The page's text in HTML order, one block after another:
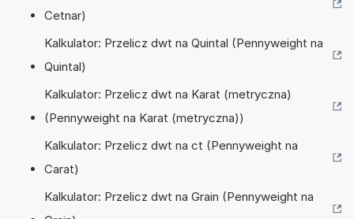
Cetnar)
Kalkulator: Przelicz dwt na Quintal (Pennyweight na
Quintal)
Kalkulator: Przelicz dwt na Karat (metryczna)
(Pennyweight na Karat (metryczna))
Kalkulator: Przelicz dwt na ct (Pennyweight na
Carat)
Kalkulator: Przelicz dwt na Grain (Pennyweight na